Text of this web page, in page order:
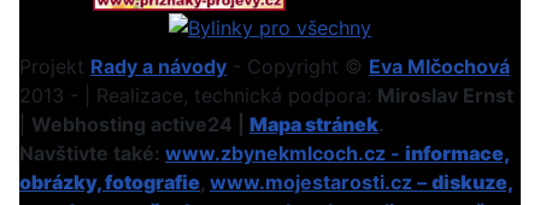
Projekt Rady a návody - Copyright © Eva Mlčochová
2013 - | Realizace, technická podpora: Miroslav Ernst
Webhosting active24 | Mapa stránek.
Navštivte také: www.zbynekmlcoch.cz - informace,
obrázky, fotografie, www.mojestarosti.cz – diskuze,